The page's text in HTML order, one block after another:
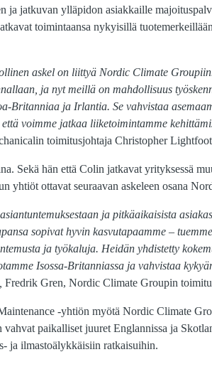
ja jatkuvan ylläpidon asiakkaille
toimintaansa nykyisillä
askel on liittyä Nordic Climate
ja nyt meillä on mahdollisuus
Britanniaa ja Irlantia. Se vahvistaa
voimme jatkaa liiketoimintamme
toimitusjohtaja Christopher Lightfoot
Sekä hän että Colin jatkavat yrityksessä
yhtiöt ottavat seuraavan askeleen osana
ja pitkäaikaisista
sopivat hyvin kasvutapaamme –
ja työkaluja. Heidän yhdistetty
Isossa-Britanniassa ja vahvistaa
Fredrik Gren, Nordic Climate Groupin
-yhtiön myötä Nordic Climate
paikalliset juuret Englannissa ja
ja ilmastoälykkäisiin ratkaisuihin.